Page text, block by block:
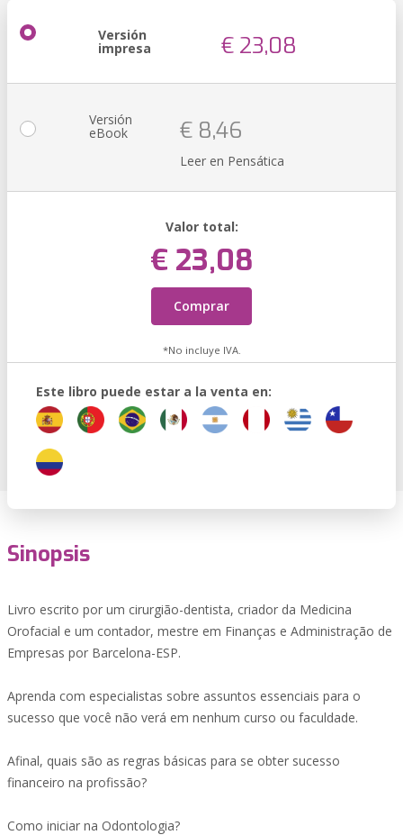
Versión
impresa € 23,08
Versión
eBook € 8,46
Leer en Pensática
Valor total:
€ 23,08
Comprar
*No incluye IVA.
Este libro puede estar a la venta en:
Sinopsis
Livro escrito por um cirurgião-dentista, criador da Medicina
Orofacial e um contador, mestre em Finanças e Administração de
Empresas por Barcelona-ESP.
Aprenda com especialistas sobre assuntos essenciais para o
sucesso que você não verá em nenhum curso ou faculdade.
Afinal, quais são as regras básicas para se obter sucesso
financeiro na profissão?
Como iniciar na Odontologia?